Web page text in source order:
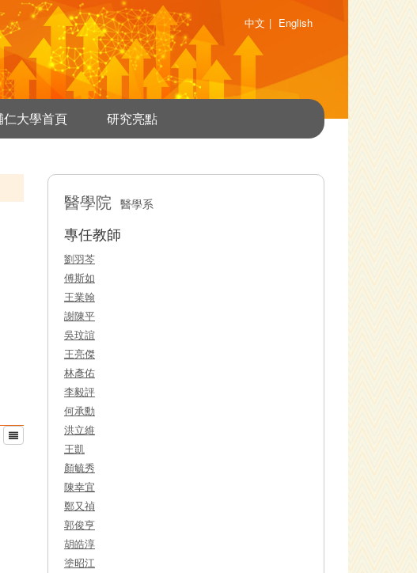
中文 | English
仁大學首頁 研究亮點
醫學院 醫學系
專任教師
劉羽芩
傅斯如
王業翰
謝陳平
吳玟誼
王亮傑
林彥佑
李毅評
何承勳
洪立維
王凱
顏毓秀
陳幸宜
鄭又禎
郭俊亨
胡皓淳
塗昭江